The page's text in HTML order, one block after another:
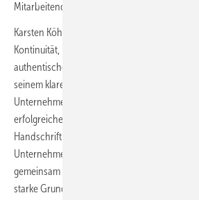
Mitarbeitende.
Karsten Köhler stand über nahezu drei
Kontinuität, Innovationskraft und nachhaltiges
authentischen Art, seiner Nähe zu
seinem klaren Verständnis für Markt und
Unternehmen entscheidend mitgestaltet und
erfolgreiche Entwicklungen und Meilensteine
Handschrift. In den letzten zehn Jahren führte
Unternehmen zusammen mit Tobias Götz. Die
gemeinsam geschaffenen Strukturen und
starke Grundlage für die Zukunft des